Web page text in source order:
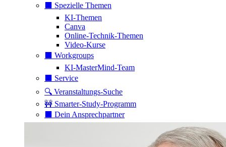
⬛️ Spezielle Themen
KI-Themen
Canva
Online-Technik-Themen
Video-Kurse
⬛️ Workgroups
KI-MasterMind-Team
⬛️ Service
🔍 Veranstaltungs-Suche
🚧 Smarter-Study-Programm
⬛️ Dein Ansprechpartner